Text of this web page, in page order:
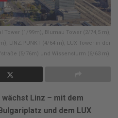
Tower (1/99m), Blumau Tower (2/74,5 m),
LINZ.PUNKT (4/64 m), LUX Tower in der
(5/76m) und Wissensturm (6/63 m).
Linz – mit dem
und dem LUX